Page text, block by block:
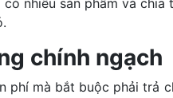
có nhiều sản phẩm và chia
chính ngạch
phí mà bắt buộc phải trả